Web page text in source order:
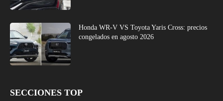
Honda WR-V VS Toyota Yaris Cross: precios
congelados en agosto 2026
SECCIONES TOP